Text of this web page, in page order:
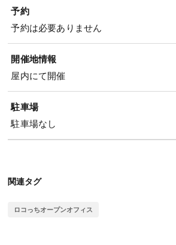
予約
予約は必要ありません
開催地情報
屋内にて開催
駐車場
駐車場なし
関連タグ
ロコっちオープンオフィス